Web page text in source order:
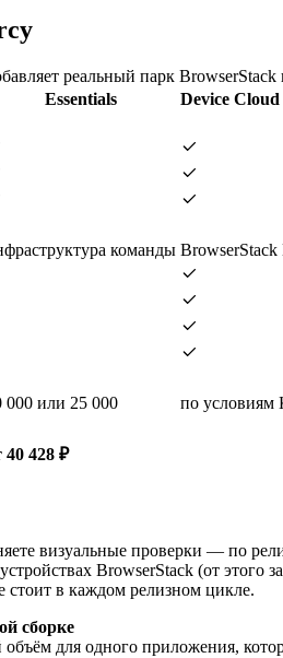
реальный парк
Essentials
Device Cloud
команды
000 или 25 000
по условиям
40 428 ₽
визуальные проверки — по
BrowserStack (от
стоит в каждом релизном цикле.
сборке
для одного приложения,